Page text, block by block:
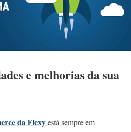
e melhorias da sua
da Flexyestá sempre em